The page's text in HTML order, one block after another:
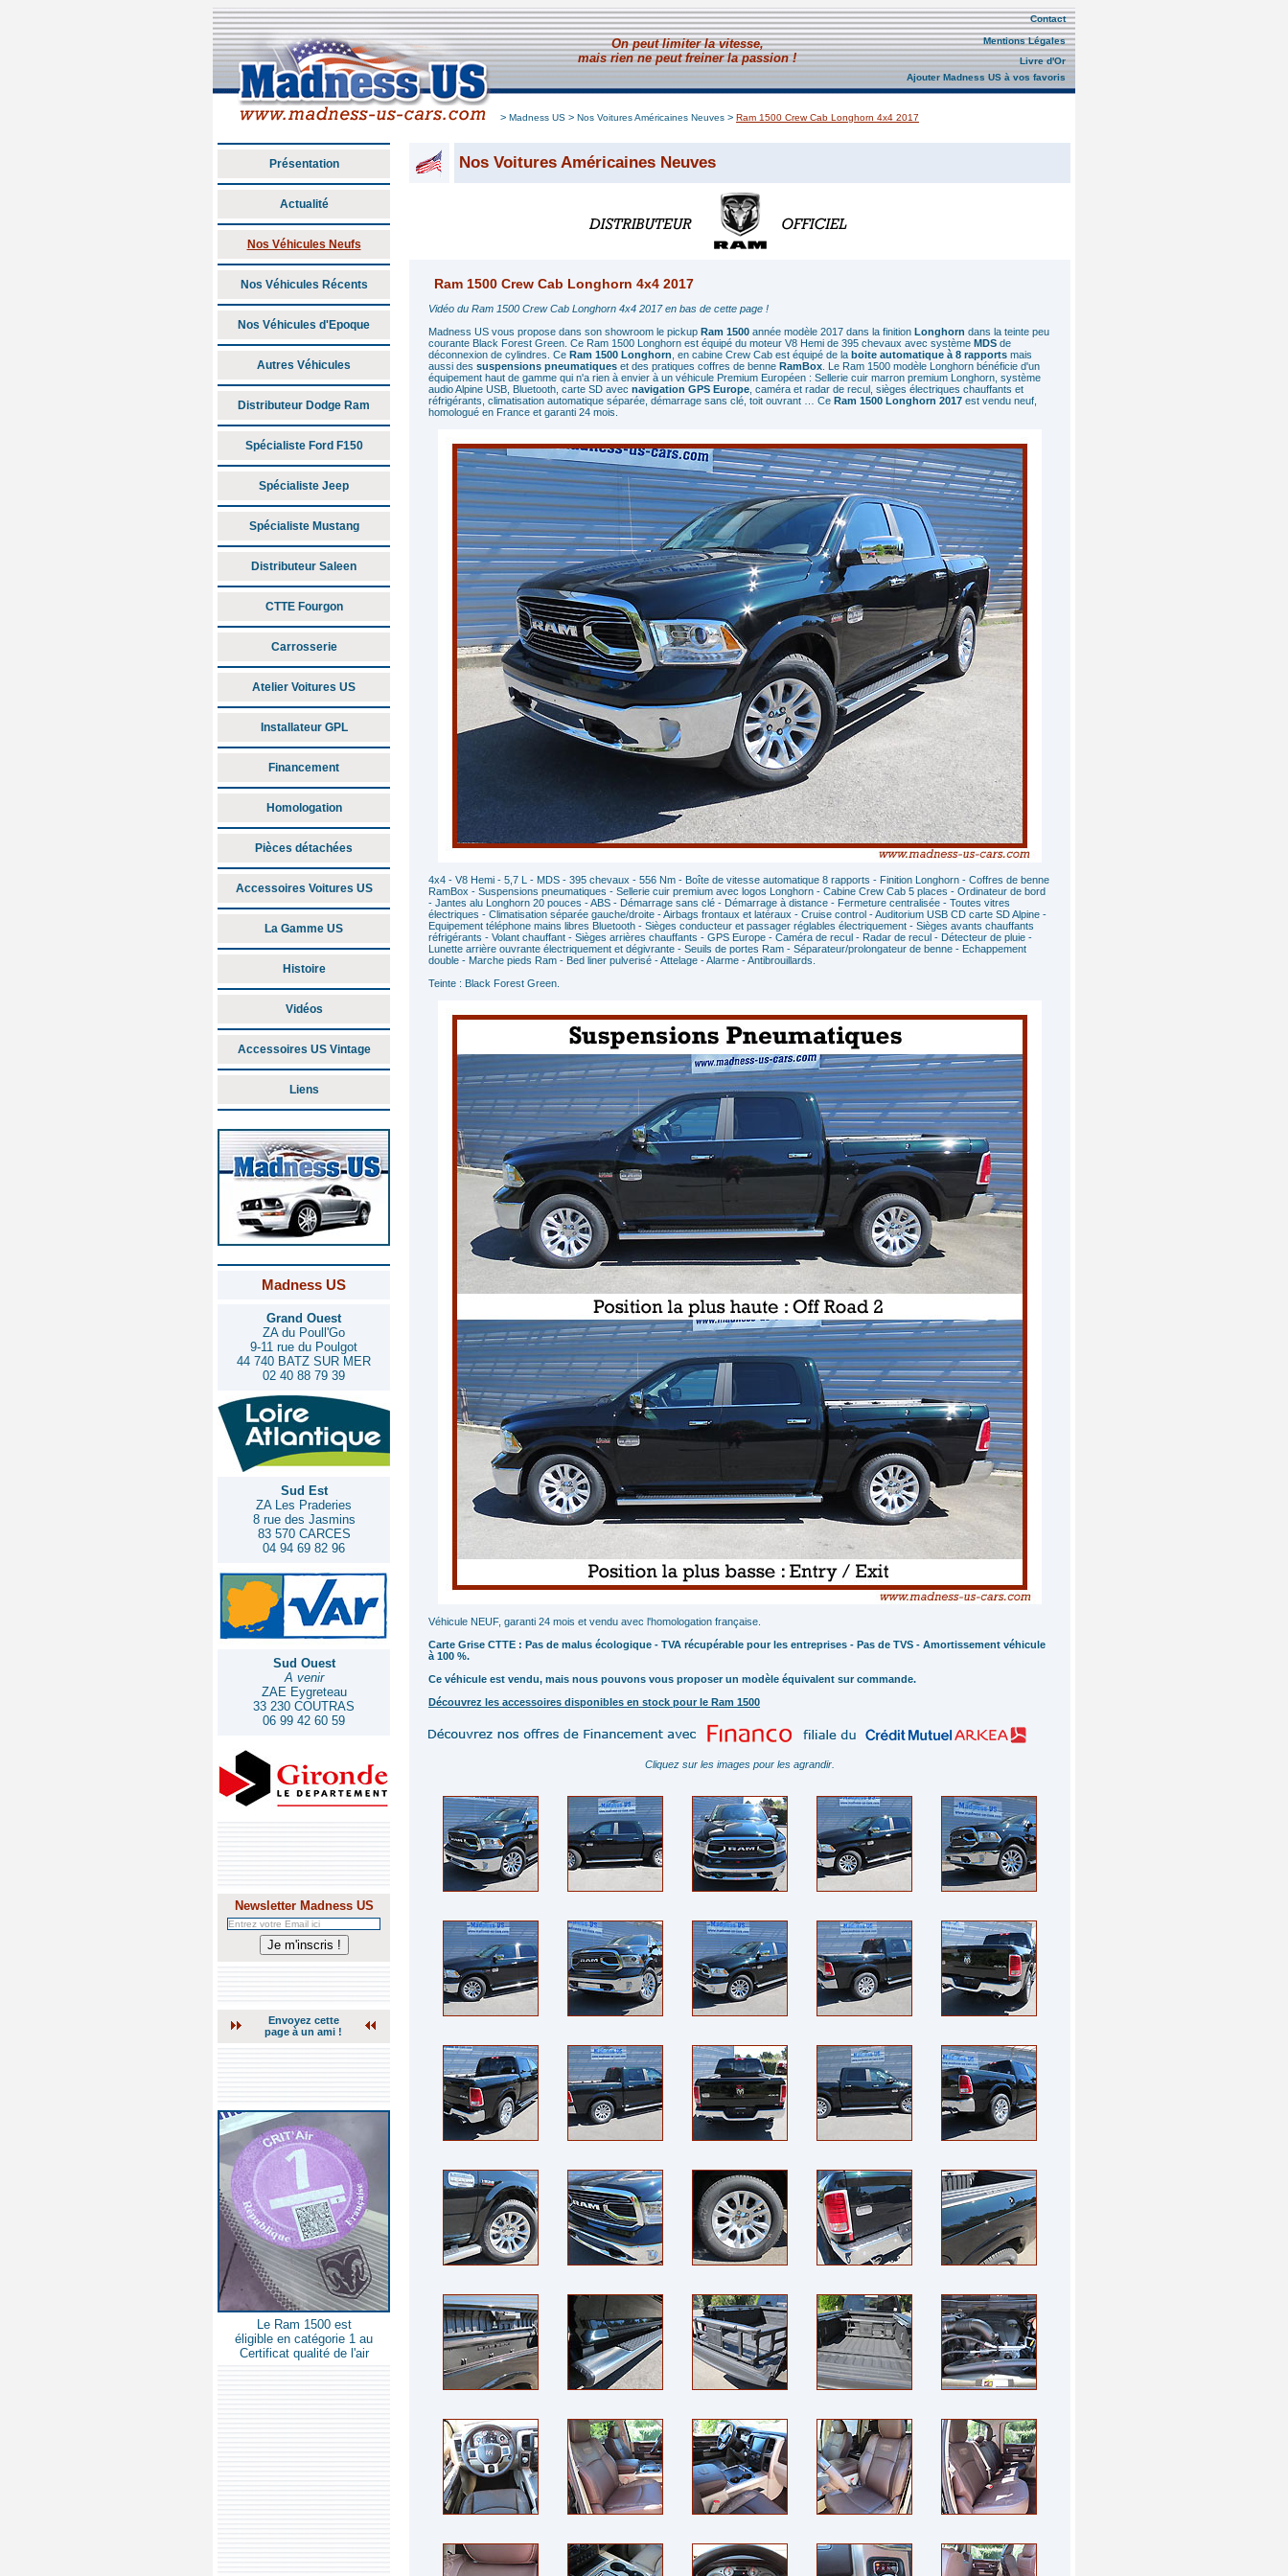
On peut limiter la vitesse,
mais rien ne peut freiner la passion !
Contact
Mentions Légales
Livre d'Or
Ajouter Madness US à vos favoris
> Madness US > Nos Voitures Américaines Neuves > Ram 1500 Crew Cab Longhorn 4x4 2017
Présentation
Actualité
Nos Véhicules Neufs
Nos Véhicules Récents
Nos Véhicules d'Epoque
Autres Véhicules
Distributeur Dodge Ram
Spécialiste Ford F150
Spécialiste Jeep
Spécialiste Mustang
Distributeur Saleen
CTTE Fourgon
Carrosserie
Atelier Voitures US
Installateur GPL
Financement
Homologation
Pièces détachées
Accessoires Voitures US
La Gamme US
Histoire
Vidéos
Accessoires US Vintage
Liens
Madness US
Grand Ouest
ZA du Poull'Go
9-11 rue du Poulgot
44 740 BATZ SUR MER
02 40 88 79 39
Sud Est
ZA Les Praderies
8 rue des Jasmins
83 570 CARCES
04 94 69 82 96
Sud Ouest
A venir
ZAE Eygreteau
33 230 COUTRAS
06 99 42 60 59
Newsletter Madness US
Envoyez cette
page à un ami !
Le Ram 1500 est
éligible en catégorie 1 au
Certificat qualité de l'air
Nos Voitures Américaines Neuves
Ram 1500 Crew Cab Longhorn 4x4 2017
Vidéo du Ram 1500 Crew Cab Longhorn 4x4 2017 en bas de cette page !
Madness US vous propose dans son showroom le pickup Ram 1500 année modèle 2017 dans la finition Longhorn dans la teinte peu
courante Black Forest Green. Ce Ram 1500 Longhorn est équipé du moteur V8 Hemi de 395 chevaux avec système MDS de
déconnexion de cylindres. Ce Ram 1500 Longhorn , en cabine Crew Cab est équipé de la boite automatique à 8 rapports mais
aussi des suspensions pneumatiques et des pratiques coffres de benne RamBox . Le Ram 1500 modèle Longhorn bénéficie d'un
équipement haut de gamme qui n'a rien à envier à un véhicule Premium Européen : Sellerie cuir marron premium Longhorn, système
audio Alpine USB, Bluetooth, carte SD avec navigation GPS Europe , caméra et radar de recul, sièges électriques chauffants et
réfrigérants, climatisation automatique séparée, démarrage sans clé, toit ouvrant … Ce Ram 1500 Longhorn 2017 est vendu neuf,
homologué en France et garanti 24 mois.
4x4 - V8 Hemi - 5,7 L - MDS - 395 chevaux - 556 Nm - Boîte de vitesse automatique 8 rapports - Finition Longhorn - Coffres de benne
RamBox - Suspensions pneumatiques - Sellerie cuir premium avec logos Longhorn - Cabine Crew Cab 5 places - Ordinateur de bord
- Jantes alu Longhorn 20 pouces - ABS - Démarrage sans clé - Démarrage à distance - Fermeture centralisée - Toutes vitres
électriques - Climatisation séparée gauche/droite - Airbags frontaux et latéraux - Cruise control - Auditorium USB CD carte SD Alpine -
Equipement téléphone mains libres Bluetooth - Sièges conducteur et passager réglables électriquement - Sièges avants chauffants
réfrigérants - Volant chauffant - Sièges arrières chauffants - GPS Europe - Caméra de recul - Radar de recul - Détecteur de pluie -
Lunette arrière ouvrante électriquement et dégivrante - Seuils de portes Ram - Séparateur/prolongateur de benne - Echappement
double - Marche pieds Ram - Bed liner pulverisé - Attelage - Alarme - Antibrouillards.
Teinte : Black Forest Green.
Véhicule NEUF, garanti 24 mois et vendu avec l'homologation française.
Carte Grise CTTE : Pas de malus écologique - TVA récupérable pour les entreprises - Pas de TVS - Amortissement véhicule
à 100 %.
Ce véhicule est vendu, mais nous pouvons vous proposer un modèle équivalent sur commande.
Découvrez les accessoires disponibles en stock pour le Ram 1500
Cliquez sur les images pour les agrandir.